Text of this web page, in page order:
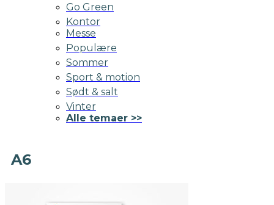
Go Green
Kontor
Messe
Populære
Sommer
Sport & motion
Sødt & salt
Vinter
Alle temaer >>
A6